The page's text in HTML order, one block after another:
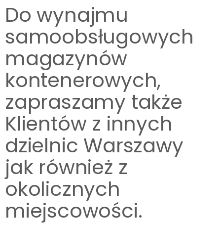
Do wynajmu
samoobsługowych
magazynów
kontenerowych,
zapraszamy także
Klientów z innych
dzielnic Warszawy
jak również z
okolicznych
miejscowości.